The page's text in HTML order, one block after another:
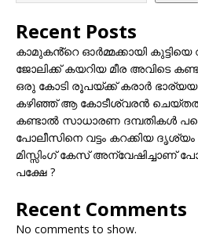
Recent Posts
കാമുകൻ്റെ ഓർമ്മക്കായി
ജോലിക്ക് കയറിയ മീര അവിടെ
ഒരു കോടി രൂപയ്ക്ക് കരാർ
കഴിഞ്ഞ് ആ കോടീശ്വരൻ
കണ്ടാൽ സാധാരണ ദമ്പതികൾ
പോലീസിനെ വട്ടം കറക്കിയ
മിസ്സിംഗ് കേസ് അന്വേഷിച്ചാണ്
പക്ഷേ ?
Recent Comments
No comments to show.